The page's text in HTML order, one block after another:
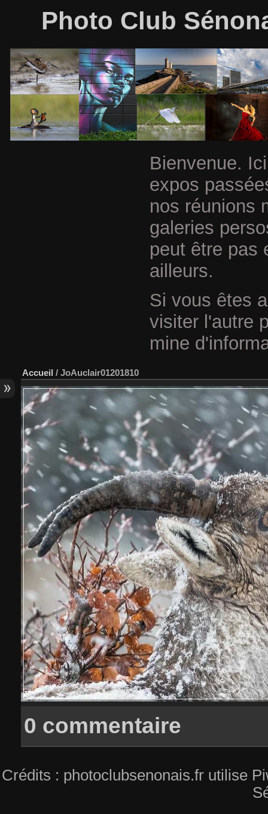
Photo Club
Bienvenue.
expos
nos réunions
galeries
peut être pas
ailleurs.
Si vous êtes
visiter l'autre
mine
Accueil / JoAuclair01201810
0 commentaire
Crédits : photoclubsenonais.fr utilise